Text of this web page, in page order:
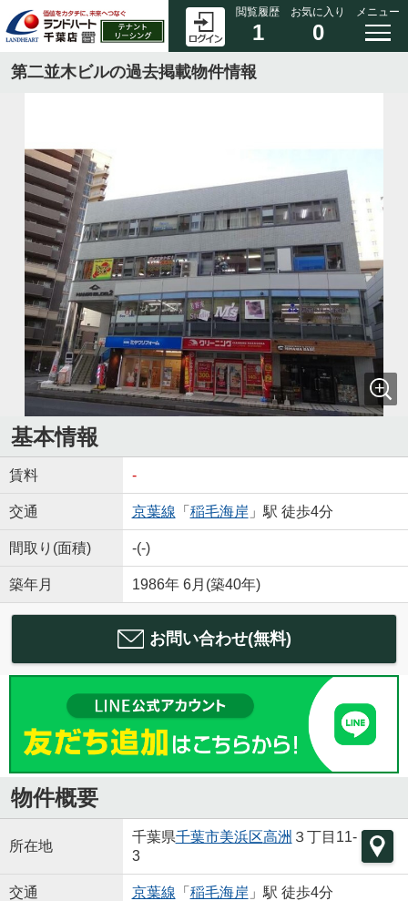
閲覧履歴
1
お気に入り
0
メニュー
第⼆並⽊ビルの過去掲載物件情報
基本情報
賃料 -
交通 京葉線 「 稲毛海岸 」駅 徒歩4分
間取り(面積) -(-)
築年月 1986年 6月(築40年)
お問い合わせ(無料)
物件概要
所在地
千葉県千葉市美浜区高洲 ３丁目11-
3
交通 京葉線 「 稲毛海岸 」駅 徒歩4分